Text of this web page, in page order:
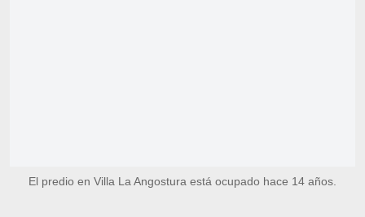
El predio en Villa La Angostura está ocupado hace 14 años.